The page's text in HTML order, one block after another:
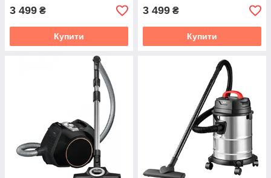
3 499 ₴
Купити
3 499 ₴
Купити